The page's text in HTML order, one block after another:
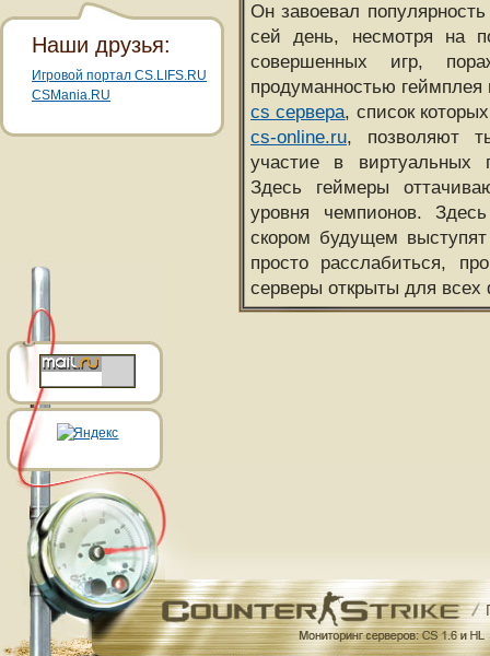
Он завоевал
сей день, несмотря на
совершенных игр,
продуманностью
cs сервера, список
cs-online.ru, позволяют
участие в виртуальных
Здесь геймеры
уровня чемпионов.
скором будущем
просто расслабиться,
серверы открыты для всех
Наши друзья:
Игровой портал CS.LIFS.RU
CSMania.RU